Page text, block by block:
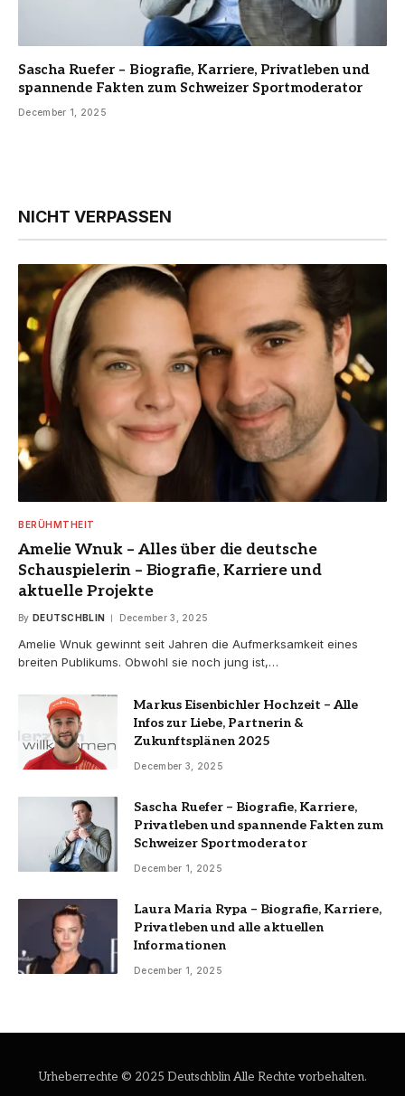
Sascha Ruefer – Biografie, Karriere, Privatleben und
spannende Fakten zum Schweizer Sportmoderator
December 1, 2025
NICHT VERPASSEN
BERÜHMTHEIT
Amelie Wnuk – Alles über die deutsche
Schauspielerin – Biografie, Karriere und
aktuelle Projekte
By DEUTSCHBLIN December 3, 2025
Amelie Wnuk gewinnt seit Jahren die Aufmerksamkeit eines
breiten Publikums. Obwohl sie noch jung ist,…
Markus Eisenbichler Hochzeit – Alle
Infos zur Liebe, Partnerin &
Zukunftsplänen 2025
December 3, 2025
Sascha Ruefer – Biografie, Karriere,
Privatleben und spannende Fakten zum
Schweizer Sportmoderator
December 1, 2025
Laura Maria Rypa – Biografie, Karriere,
Privatleben und alle aktuellen
Informationen
December 1, 2025
Urheberrechte © 2025 Deutschblin Alle Rechte vorbehalten.